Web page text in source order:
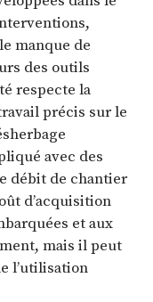
manque de
des outils
respecte la
précis sur le
avec des
débit de chantier
d’acquisition
et aux
mais il peut
l’utilisation